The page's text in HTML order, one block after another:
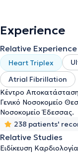
Experience
Relative Experience
Heart Triplex
Αtrial Fibrillation
Κέντρο
Γενικό Νοσοκομείο
Νοσοκομείο Έδεσσας.
238 patients'
Relative Studies
Ειδίκευση